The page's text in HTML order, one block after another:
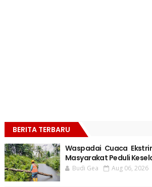
BERITA TERBARU
Waspadai Cuaca
Masyarakat Peduli
Budi Gea Aug 06, 2026